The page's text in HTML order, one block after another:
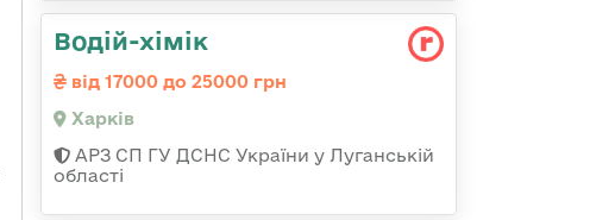
Водій-хімік
від 17000 до 25000 грн
Харків
АРЗ СП ГУ ДСНС України у Луганській
області